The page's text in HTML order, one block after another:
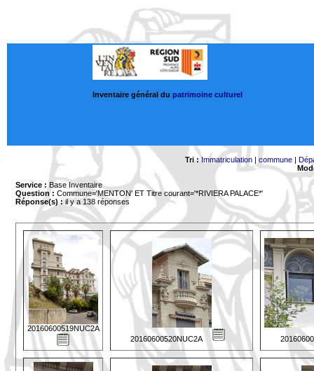
Inventaire général du patrimoine culturel
Tri : Immatriculation |commune |
Service : Base Inventaire
Question : Commune='MENTON' ET Titre courant='*RIVIERA PALACE*'
Réponse(s) :il y a 138 réponses
20160600519NUC2A
20160600520NUC2A